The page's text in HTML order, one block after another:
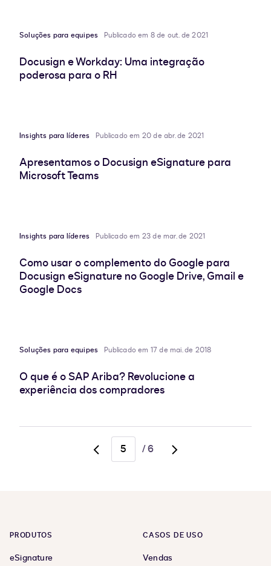
Soluções para equipes Publicado em 8 de out. de 2021
Docusign e Workday: Uma integração
poderosa para o RH
Insights para líderes Publicado em 20 de abr. de 2021
Apresentamos o Docusign eSignature para
Microsoft Teams
Insights para líderes Publicado em 23 de mar. de 2021
Como usar o complemento do Google para
Docusign eSignature no Google Drive, Gmail e
Google Docs
Soluções para equipes Publicado em 17 de mai. de 2018
O que é o SAP Ariba? Revolucione a
experiência dos compradores
Go
/6
Go
PRODUTOS
eSignature
CASOS DE USO
Vendas